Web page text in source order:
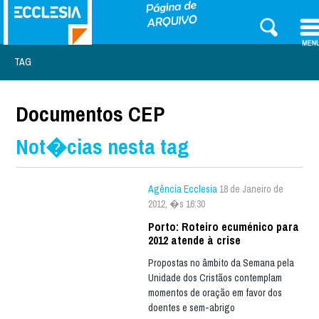
TAG
Documentos CEP
Not�cias nesta tag
Agência Ecclesia 18 de Janeiro de
2012, �s 16:30
Porto: Roteiro ecuménico para
2012 atende à crise
Propostas no âmbito da Semana pela
Unidade dos Cristãos contemplam
momentos de oração em favor dos
doentes e sem-abrigo